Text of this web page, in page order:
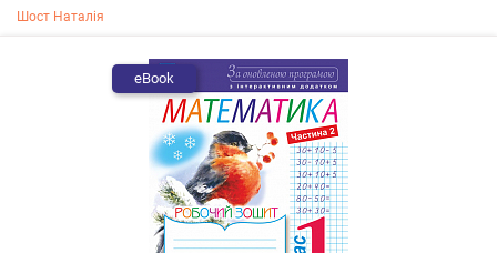
Шост Наталія
eBook